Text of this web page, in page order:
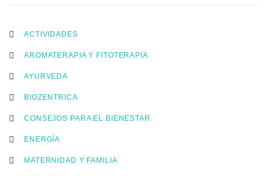
ACTIVIDADES
AROMATERAPIA Y FITOTERAPIA
AYURVEDA
BIOZENTRICA
CONSEJOS PARA EL BIENESTAR
ENERGÍA
MATERNIDAD Y FAMILIA